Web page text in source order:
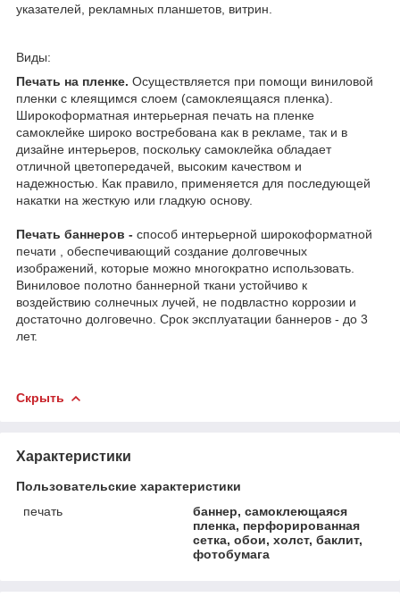
указателей, рекламных планшетов, витрин.
Виды:
Печать на пленке. Осуществляется при помощи виниловой
пленки с клеящимся слоем (самоклеящаяся пленка).
Широкоформатная интерьерная печать на пленке
самоклейке широко востребована как в рекламе, так и в
дизайне интерьеров, поскольку самоклейка обладает
отличной цветопередачей, высоким качеством и
надежностью. Как правило, применяется для последующей
накатки на жесткую или гладкую основу.
Печать баннеров - способ интерьерной широкоформатной
печати , обеспечивающий создание долговечных
изображений, которые можно многократно использовать.
Виниловое полотно баннерной ткани устойчиво к
воздействию солнечных лучей, не подвластно коррозии и
достаточно долговечно. Срок эксплуатации баннеров - до 3
лет.
Скрыть
Характеристики
Пользовательские характеристики
печать
баннер, самоклеющаяся
пленка, перфорированная
сетка, обои, холст, баклит,
фотобумага